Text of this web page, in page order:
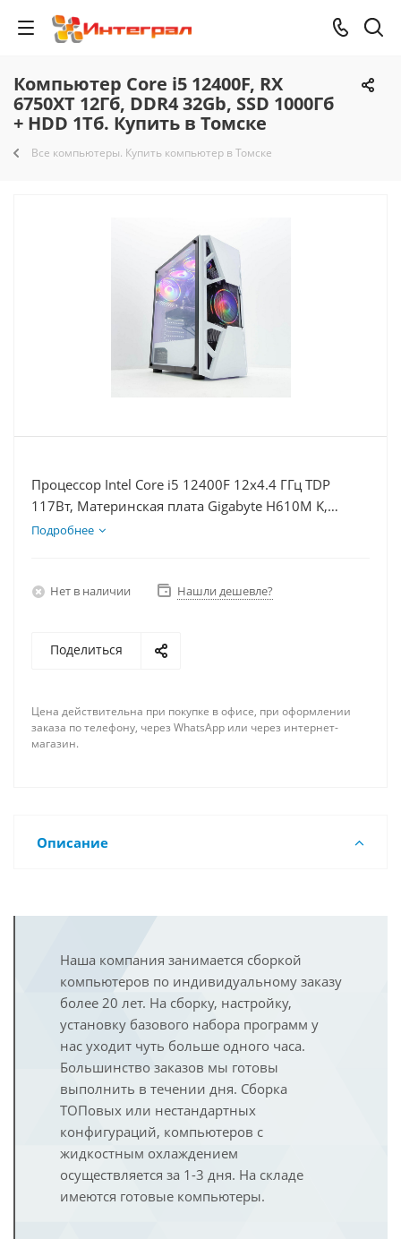
Компьютер Core i5 12400F, RX
6750XT 12Гб, DDR4 32Gb, SSD 1000Гб
+ HDD 1Тб. Купить в Томске
Все компьютеры. Купить компьютер в Томске
Процессор Intel Core i5 12400F 12x4.4 ГГц TDP
117Вт, Материнская плата Gigabyte H610M K,
Видеокарта RX 6750XT 12Гб, Память DDR4 32Gb,
Подробнее
Нет в наличии Нашли дешевле?
Поделиться
Цена действительна при покупке в офисе, при оформлении
заказа по телефону, через WhatsApp или через интернет-
магазин.
Описание
Наша компания занимается сборкой
компьютеров по индивидуальному заказу
более 20 лет. На сборку, настройку,
установку базового набора программ у
нас уходит чуть больше одного часа.
Большинство заказов мы готовы
выполнить в течении дня. Сборка
ТОПовых или нестандартных
конфигураций, компьютеров с
жидкостным охлаждением
осуществляется за 1-3 дня. На складе
имеются готовые компьютеры.